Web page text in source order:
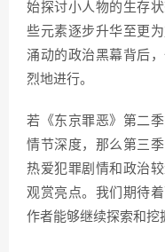
始探讨小人物的生存
些元素逐步升华至更
涌动的政治黑幕背后
烈地进行。
若《东京罪恶》第二
情节深度，那么第三
热爱犯罪剧情和政治
观赏亮点。我们期待
作者能够继续探索和挖